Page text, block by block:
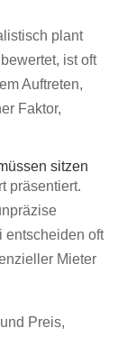
plant
ist oft
Auftreten,
Faktor,
sitzen
präsentiert.
entscheiden oft
Mieter
Preis,